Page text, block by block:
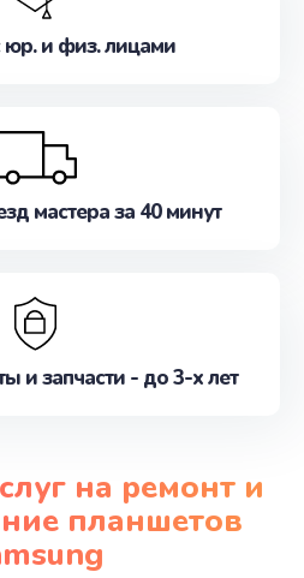
юр. и физ. лицами
мастера за 40 минут
и запчасти - до 3-х лет
на ремонт и
планшетов